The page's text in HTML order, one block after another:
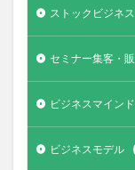
ストックビジネス
セミナー集客・
ビジネスマインド
ビジネスモデル